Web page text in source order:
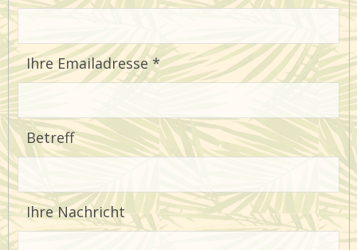
Ihre Emailadresse*
Betreff
Ihre Nachricht